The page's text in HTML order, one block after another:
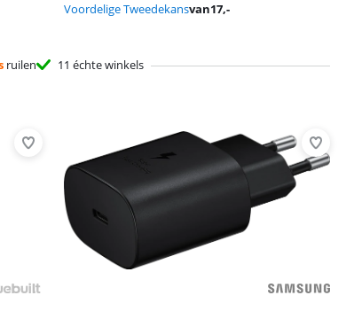
Voordelige Tweedekansvan17,-
ruilen 11 échte winkels